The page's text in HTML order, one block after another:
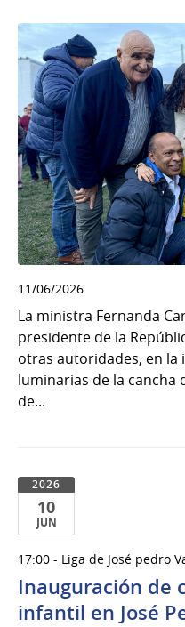
11/06/2026
La ministra Fernanda
presidente de la
otras autoridades, en la
luminarias de la cancha
de...
2026
10
JUN
de
Jun
del
17:00 - Liga de José pedro
Inauguración de
infantil en José